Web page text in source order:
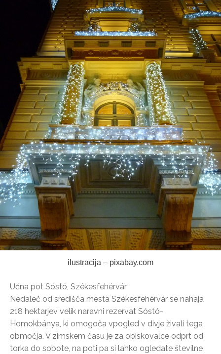
ilustracija – pixabay.com
Učna pot Sóstó, Székesfehérvár
Nedaleč od središča mesta Székesfehérvár se nahaja
218 hektarjev velik naravni rezervat Sóstó-
Homokbánya, ki omogoča vpogled v divje živali tega
območja. V zimskem času je za obiskovalce odprt od
torka do sobote, na poti pa si lahko ogledate številne